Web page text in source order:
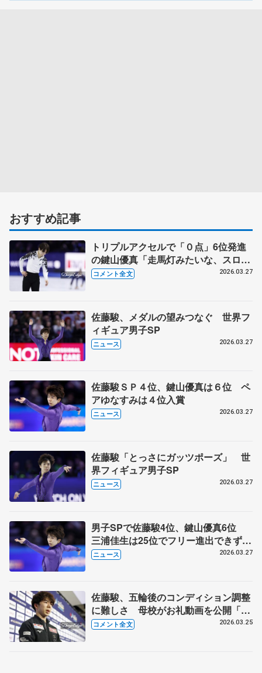
おすすめ記事
トリプルアクセルで「０点」6位発進
の鍵山優真「走馬灯みたいな、スロー
モーションな、ふわぁ、みたいな感
コメント全文 2026.03.27
佐藤駿、メダルの望みつなぐ 世界フ
ィギュア男子SP
ニュース 2026.03.27
佐藤駿ＳＰ４位、鍵山優真は６位 ペ
アゆなすみは４位入賞
ニュース 2026.03.27
佐藤駿「とっさにガッツポーズ」 世
界フィギュア男子SP
ニュース 2026.03.27
男子SPで佐藤駿4位、鍵山優真6位
三浦佳生は25位でフリー進出できず
世界フィギュア第2日
ニュース 2026.03.27
佐藤駿、五輪後のコンディション調整
に難しさ 母校がお礼動画を公開「届
いて良かった」 【世界フィギュア公
コメント全文 2026.03.25